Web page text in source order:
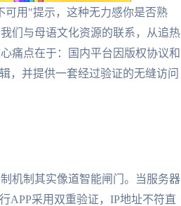
可用"提示，这种无力感你是否熟
们与母语文化资源的联系，从追热
痛点在于：国内平台因版权协议和
，并提供一套经过验证的无缝访问
机制其实像道智能闸门。当服务器
APP采用双重验证，IP地址不符直